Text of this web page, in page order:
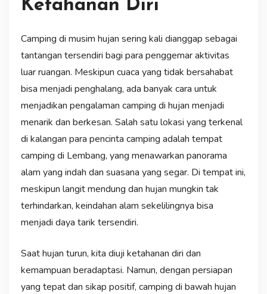
Ketahanan Diri
Camping di musim hujan sering kali dianggap sebagai
tantangan tersendiri bagi para penggemar aktivitas
luar ruangan. Meskipun cuaca yang tidak bersahabat
bisa menjadi penghalang, ada banyak cara untuk
menjadikan pengalaman camping di hujan menjadi
menarik dan berkesan. Salah satu lokasi yang terkenal
di kalangan para pencinta camping adalah tempat
camping di Lembang, yang menawarkan panorama
alam yang indah dan suasana yang segar. Di tempat ini,
meskipun langit mendung dan hujan mungkin tak
terhindarkan, keindahan alam sekelilingnya bisa
menjadi daya tarik tersendiri.
Saat hujan turun, kita diuji ketahanan diri dan
kemampuan beradaptasi. Namun, dengan persiapan
yang tepat dan sikap positif, camping di bawah hujan